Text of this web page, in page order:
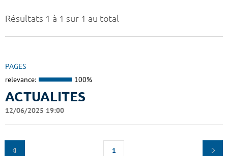
Résultats 1 à 1 sur 1 au total
PAGES
relevance: 100%
ACTUALITES
12/06/2025 19:00
1